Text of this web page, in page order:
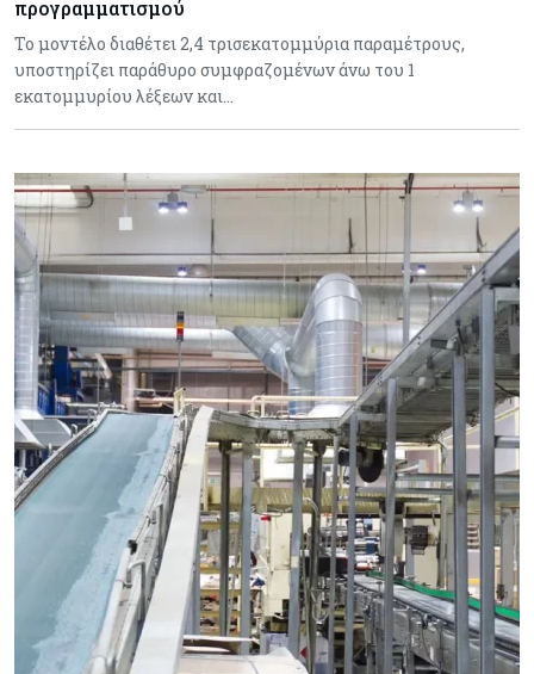
προγραμματισμού
Το μοντέλο διαθέτει 2,4 τρισεκατομμύρια παραμέτρους,
υποστηρίζει παράθυρο συμφραζομένων άνω του 1
εκατομμυρίου λέξεων και…